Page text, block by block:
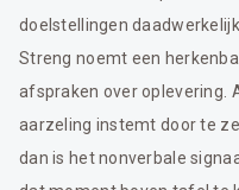
doelstellingen
Streng noemt een
afspraken over oplevering.
aarzeling instemt door te
dan is het nonverbale